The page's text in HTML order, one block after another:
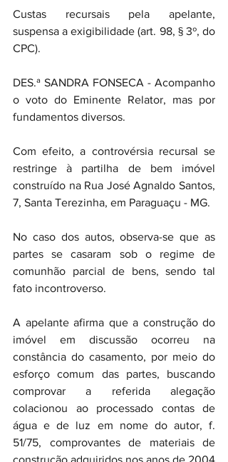
Custas recursais pela apelante,
suspensa a exigibilidade (art. 98, § 3º, do
CPC).
DES.ª SANDRA FONSECA - Acompanho
o voto do Eminente Relator, mas por
fundamentos diversos.
Com efeito, a controvérsia recursal se
restringe à partilha de bem imóvel
construído na Rua José Agnaldo Santos,
7, Santa Terezinha, em Paraguaçu - MG.
No caso dos autos, observa-se que as
partes se casaram sob o regime de
comunhão parcial de bens, sendo tal
fato incontroverso.
A apelante afirma que a construção do
imóvel em discussão ocorreu na
constância do casamento, por meio do
esforço comum das partes, buscando
comprovar a referida alegação
colacionou ao processado contas de
água e de luz em nome do autor, f.
51/75, comprovantes de materiais de
construção adquiridos nos anos de 2004